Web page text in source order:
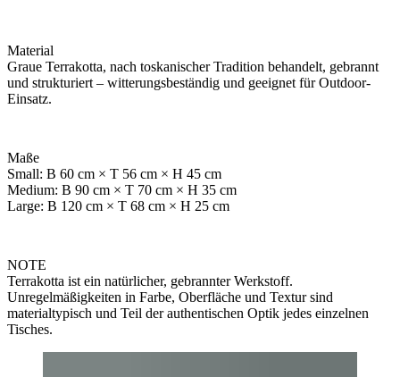
Material
Graue Terrakotta, nach toskanischer Tradition behandelt, gebrannt
und strukturiert – witterungsbeständig und geeignet für Outdoor-
Einsatz.
Maße
Small: B 60 cm × T 56 cm × H 45 cm
Medium: B 90 cm × T 70 cm × H 35 cm
Large: B 120 cm × T 68 cm × H 25 cm
NOTE
Terrakotta ist ein natürlicher, gebrannter Werkstoff.
Unregelmäßigkeiten in Farbe, Oberfläche und Textur sind
materialtypisch und Teil der authentischen Optik jedes einzelnen
Tisches.